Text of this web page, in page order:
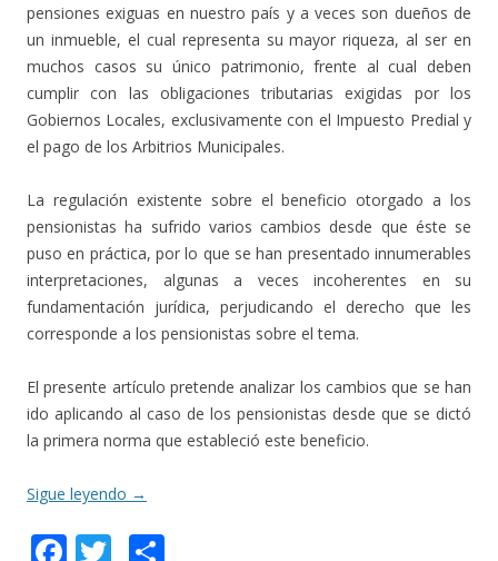
pensiones exiguas en nuestro país y a veces son dueños de
un inmueble, el cual representa su mayor riqueza, al ser en
muchos casos su único patrimonio, frente al cual deben
cumplir con las obligaciones tributarias exigidas por los
Gobiernos Locales, exclusivamente con el Impuesto Predial y
el pago de los Arbitrios Municipales.
La regulación existente sobre el beneficio otorgado a los
pensionistas ha sufrido varios cambios desde que éste se
puso en práctica, por lo que se han presentado innumerables
interpretaciones, algunas a veces incoherentes en su
fundamentación jurídica, perjudicando el derecho que les
corresponde a los pensionistas sobre el tema.
El presente artículo pretende analizar los cambios que se han
ido aplicando al caso de los pensionistas desde que se dictó
la primera norma que estableció este beneficio.
Sigue leyendo →